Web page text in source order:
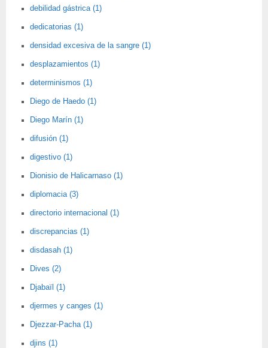
debilidad gástrica (1)
dedicatorias (1)
densidad excesiva de la sangre (1)
desplazamientos (1)
determinismos (1)
Diego de Haedo (1)
Diego Marín (1)
difusión (1)
digestivo (1)
Dionisio de Halicarnaso (1)
diplomacia (3)
directorio internacional (1)
discrepancias (1)
disdasah (1)
Dives (2)
Djabaïl (1)
djermes y canges (1)
Djezzar-Pacha (1)
djins (1)